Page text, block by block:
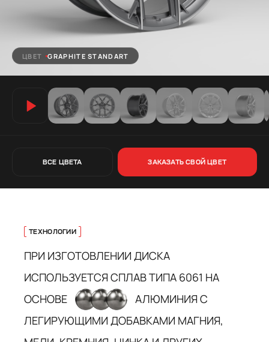
ВСЕ ЦВЕТА ЗАКАЗАТЬ СВОЙ ЦВЕТ
ЦВЕТ GRAPHITE STANDART
ТЕХНОЛОГИИ
ПРИ ИЗГОТОВЛЕНИИ ДИСКА
ИСПОЛЬЗУЕТСЯ СПЛАВ ТИПА 6061 НА
ОСНОВЕ
АЛЮМИНИЯ С
ЛЕГИРУЮЩИМИ ДОБАВКАМИ МАГНИЯ,